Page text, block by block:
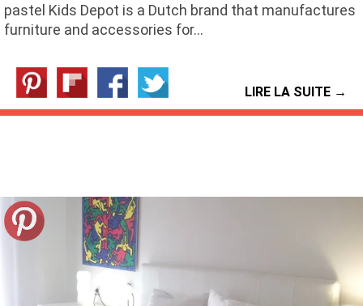
pastel Kids Depot is a Dutch brand that manufactures
furniture and accessories for…
LIRE LA SUITE →